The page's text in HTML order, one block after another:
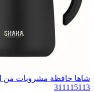
311115113